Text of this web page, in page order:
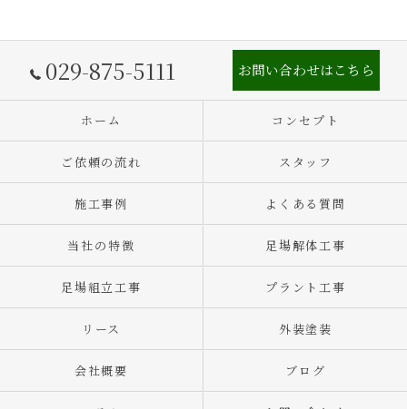
029-875-5111 お問い合わせはこちら
ホーム コンセプト
ご依頼の流れ スタッフ
施工事例 よくある質問
当社の特徴 足場解体工事
足場組立工事 プラント工事
リース 外装塗装
会社概要 ブログ